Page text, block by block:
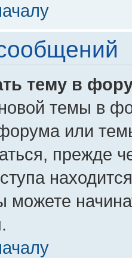
тему в
темы в
или
прежде